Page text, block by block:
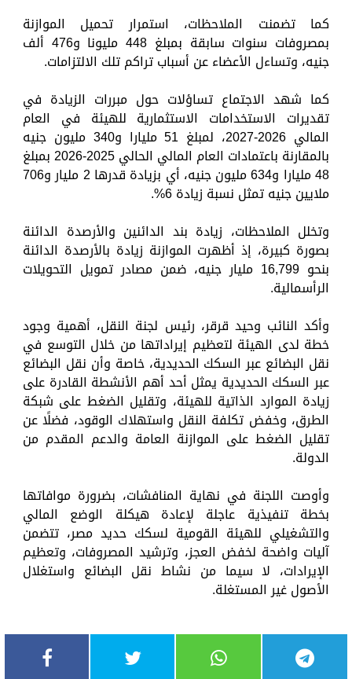
كما تضمنت الملاحظات، استمرار تحميل الموازنة
بمصروفات سنوات سابقة بمبلغ 448 مليونا و476 ألف
جنيه، وتساءل الأعضاء عن أسباب تراكم تلك الالتزامات.
كما شهد الاجتماع تساؤلات حول مبررات الزيادة في
تقديرات الاستخدامات الاستثمارية للهيئة في العام
المالي 2026-2027، لمبلغ 51 مليارا و340 مليون جنيه
بالمقارنة باعتمادات العام المالي الحالي 2025-2026 بمبلغ
48 مليارا و634 مليون جنيه، أي بزيادة قدرها 2 مليار و706
ملايين جنيه تمثل نسبة زيادة 6%.
وتخلل الملاحظات، زيادة بند الدائنين والأرصدة الدائنة
بصورة كبيرة، إذ أظهرت الموازنة زيادة بالأرصدة الدائنة
بنحو 16,799 مليار جنيه، ضمن مصادر تمويل التحويلات
الرأسمالية.
وأكد النائب وحيد قرقر، رئيس لجنة النقل، أهمية وجود
خطة لدى الهيئة لتعظيم إيراداتها من خلال التوسع في
نقل البضائع عبر السكك الحديدية، خاصة وأن نقل البضائع
عبر السكك الحديدية يمثل أحد أهم الأنشطة القادرة على
زيادة الموارد الذاتية للهيئة، وتقليل الضغط على شبكة
الطرق، وخفض تكلفة النقل واستهلاك الوقود، فضلًا عن
تقليل الضغط على الموازنة العامة والدعم المقدم من
الدولة.
وأوصت اللجنة في نهاية المنافشات، بضرورة موافاتها
بخطة تنفيذية عاجلة لإعادة هيكلة الوضع المالي
والتشغيلي للهيئة القومية لسكك حديد مصر، تتضمن
آليات واضحة لخفض العجز، وترشيد المصروفات، وتعظيم
الإيرادات، لا سيما من نشاط نقل البضائع واستغلال
الأصول غير المستغلة.